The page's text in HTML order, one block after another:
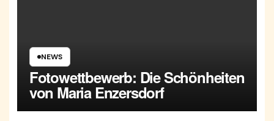
NEWS
Fotowettbewerb: Die Schönheiten
von Maria Enzersdorf